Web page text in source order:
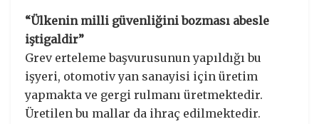
“Ülkenin milli güvenliğini bozması abesle
iştigaldir”
Grev erteleme başvurusunun yapıldığı bu
işyeri, otomotiv yan sanayisi için üretim
yapmakta ve gergi rulmanı üretmektedir.
Üretilen bu mallar da ihraç edilmektedir.